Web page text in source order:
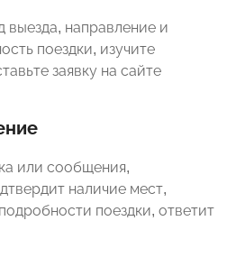
выезда, направление и
поездки, изучите
заявку на сайте
или сообщения,
наличие мест,
поездки, ответит